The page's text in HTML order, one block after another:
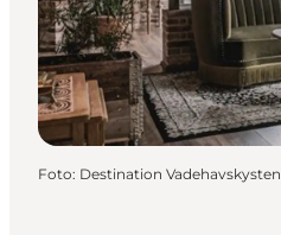
Oplev Vadehavet
Det Sker
Foto: Destination Vadehavskysten